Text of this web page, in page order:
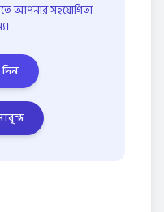
আপনার সহযোগিতা